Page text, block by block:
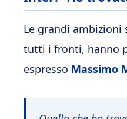
Le grandi ambizioni
tutti i fronti, hanno
espresso Massimo